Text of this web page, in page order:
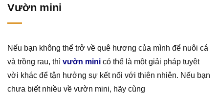
Vườn mini
Nếu bạn không thể trở về quê hương của mình để nuôi cá
và trồng rau, thì vườn mini có thể là một giải pháp tuyệt
vời khác để tận hưởng sự kết nối với thiên nhiên. Nếu bạn
chưa biết nhiều về vườn mini, hãy cùng